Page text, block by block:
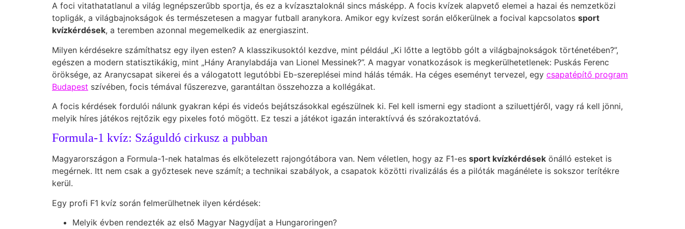
A foci vitathatatlanul a világ legnépszerűbb sportja, és ez a kvízasztaloknál sincs másképp. A focis kvízek alapvető elemei a hazai és nemzetközi
topligák, a világbajnokságok és természetesen a magyar futball aranykora. Amikor egy kvízest során előkerülnek a focival kapcsolatos sport
kvízkérdések, a teremben azonnal megemelkedik az energiaszint.
Milyen kérdésekre számíthatsz egy ilyen esten? A klasszikusoktól kezdve, mint például „Ki lőtte a legtöbb gólt a világbajnokságok történetében?”,
egészen a modern statisztikákig, mint „Hány Aranylabdája van Lionel Messinek?”. A magyar vonatkozások is megkerülhetetlenek: Puskás Ferenc
öröksége, az Aranycsapat sikerei és a válogatott legutóbbi Eb-szereplései mind hálás témák. Ha céges eseményt tervezel, egy csapatépítő program
Budapest szívében, focis témával fűszerezve, garantáltan összehozza a kollégákat.
A focis kérdések fordulói nálunk gyakran képi és videós bejátszásokkal egészülnek ki. Fel kell ismerni egy stadiont a sziluettjéről, vagy rá kell jönni,
melyik híres játékos rejtőzik egy pixeles fotó mögött. Ez teszi a játékot igazán interaktívvá és szórakoztatóvá.
Formula-1 kvíz: Száguldó cirkusz a pubban
Magyarországon a Formula-1-nek hatalmas és elkötelezett rajongótábora van. Nem véletlen, hogy az F1-es sport kvízkérdések önálló esteket is
megérnek. Itt nem csak a győztesek neve számít; a technikai szabályok, a csapatok közötti rivalizálás és a pilóták magánélete is sokszor terítékre
kerül.
Egy profi F1 kvíz során felmerülhetnek ilyen kérdések:
Melyik évben rendezték az első Magyar Nagydíjat a Hungaroringen?